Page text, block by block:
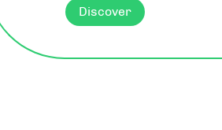
Discover